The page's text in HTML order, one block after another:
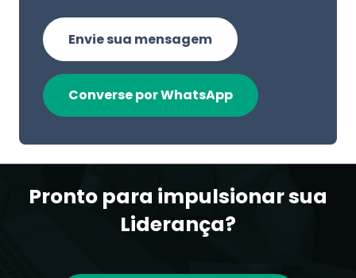
Envie sua mensagem
Converse por WhatsApp
Pronto para impulsionar sua
Liderança?